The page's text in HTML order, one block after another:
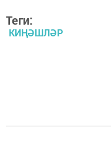
Теги:
КИҢӘШЛӘР